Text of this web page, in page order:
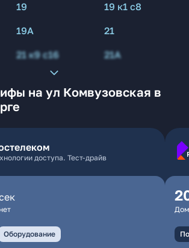
19
19 к1 с8
19А
21
21 к9 с16 21А
на ул Комвузовская в
доступа. Тест-драйв
Оборудование